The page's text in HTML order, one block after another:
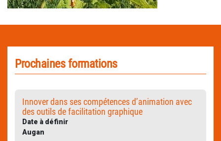
Prochaines formations
Innover dans ses compétences d’animation avec
des outils de facilitation graphique
Date à définir
Augan